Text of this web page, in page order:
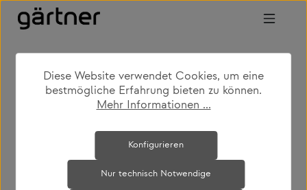
Zum Hauptinhalt springen
shop produkte
kinderzimmer
accessoires für kinder
Bildergalerie überspringen
Diese Website verwendet Cookies, um eine
bestmögliche Erfahrung bieten zu können.
Mehr Informationen ...
Nur technisch Notwendige
Konfigurieren